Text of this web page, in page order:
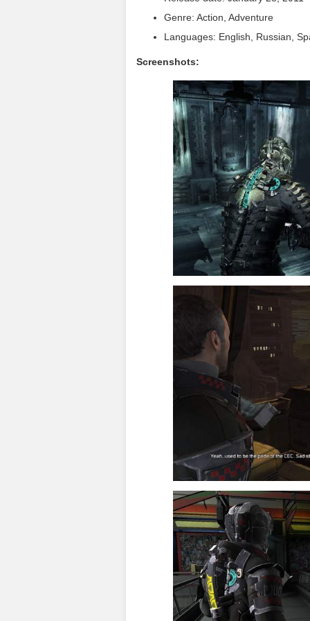
Genre: Action, Adventure
Languages: English, Russian,
Screenshots: